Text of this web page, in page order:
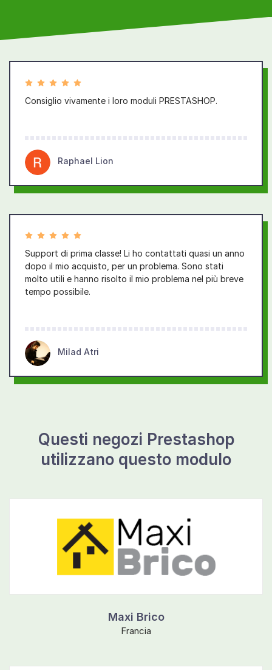
Consiglio vivamente i loro moduli PRESTASHOP.
Raphael Lion
Support di prima classe! Li ho contattati quasi un anno
dopo il mio acquisto, per un problema. Sono stati
molto utili e hanno risolto il mio problema nel più breve
tempo possibile.
Milad Atri
Questi negozi Prestashop
utilizzano questo modulo
Maxi Brico
Francia